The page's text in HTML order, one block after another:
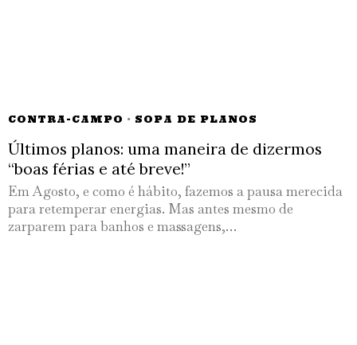
CONTRA-CAMPO · SOPA DE PLANOS
Últimos planos: uma maneira de dizermos
“boas férias e até breve!”
Em Agosto, e como é hábito, fazemos a pausa merecida
para retemperar energias. Mas antes mesmo de
zarparem para banhos e massagens,…